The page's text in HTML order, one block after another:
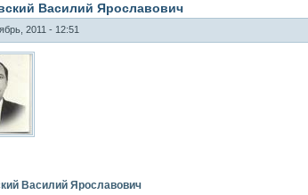
Василий Ярославович
2011 - 12:51
Василий Ярославович